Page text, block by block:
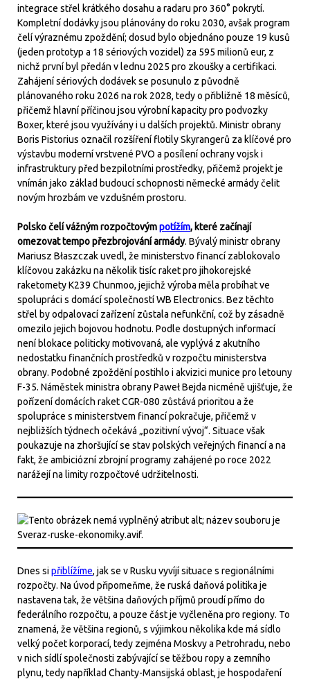
integrace střel krátkého dosahu a radaru pro 360° pokrytí.
Kompletní dodávky jsou plánovány do roku 2030, avšak program
čelí výraznému zpoždění; dosud bylo objednáno pouze 19 kusů
(jeden prototyp a 18 sériových vozidel) za 595 milionů eur, z
nichž první byl předán v lednu 2025 pro zkoušky a certifikaci.
Zahájení sériových dodávek se posunulo z původně
plánovaného roku 2026 na rok 2028, tedy o přibližně 18 měsíců,
přičemž hlavní příčinou jsou výrobní kapacity pro podvozky
Boxer, které jsou využívány i u dalších projektů. Ministr obrany
Boris Pistorius označil rozšíření flotily Skyrangerů za klíčové pro
výstavbu moderní vrstvené PVO a posílení ochrany vojsk i
infrastruktury před bezpilotními prostředky, přičemž projekt je
vnímán jako základ budoucí schopnosti německé armády čelit
novým hrozbám ve vzdušném prostoru.
Polsko čelí vážným rozpočtovýmpotížím, které začínají
omezovat tempo přezbrojování armády. Bývalý ministr obrany
Mariusz Błaszczak uvedl, že ministerstvo financí zablokovalo
klíčovou zakázku na několik tisíc raket pro jihokorejské
raketomety K239 Chunmoo, jejichž výroba měla probíhat ve
spolupráci s domácí společností WB Electronics. Bez těchto
střel by odpalovací zařízení zůstala nefunkční, což by zásadně
omezilo jejich bojovou hodnotu. Podle dostupných informací
není blokace politicky motivovaná, ale vyplývá z akutního
nedostatku finančních prostředků v rozpočtu ministerstva
obrany. Podobné zpoždění postihlo i akvizici munice pro letouny
F-35. Náměstek ministra obrany Paweł Bejda nicméně ujišťuje, že
pořízení domácích raket CGR-080 zůstává prioritou a že
spolupráce s ministerstvem financí pokračuje, přičemž v
nejbližších týdnech očekává „pozitivní vývoj“. Situace však
poukazuje na zhoršující se stav polských veřejných financí a na
fakt, že ambiciózní zbrojní programy zahájené po roce 2022
narážejí na limity rozpočtové udržitelnosti.
Dnes sipřiblížíme, jak se v Rusku vyvíjí situace s regionálními
rozpočty. Na úvod připomeňme, že ruská daňová politika je
nastavena tak, že většina daňových příjmů proudí přímo do
federálního rozpočtu, a pouze část je vyčleněna pro regiony. To
znamená, že většina regionů, s výjimkou několika kde má sídlo
velký počet korporací, tedy zejména Moskvy a Petrohradu, nebo
v nich sídlí společnosti zabývající se těžbou ropy a zemního
plynu, tedy například Chanty-Mansijská oblast, je hospodaření